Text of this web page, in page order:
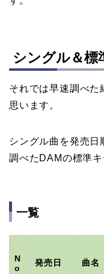
シングル＆標
それでは早速調べた
思います。
シングル曲を発売
調べたDAMの標準
一覧
N
o
発売日 曲名